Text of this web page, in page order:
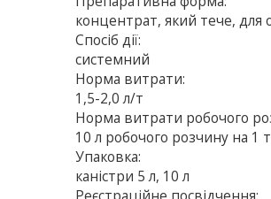
концентрат, який тече, для
Спосіб дії:
системний
Норма витрати:
1,5-2,0 л/т
Норма витрати робочого
10 л робочого розчину на 1
Упаковка:
каністри 5 л, 10 л